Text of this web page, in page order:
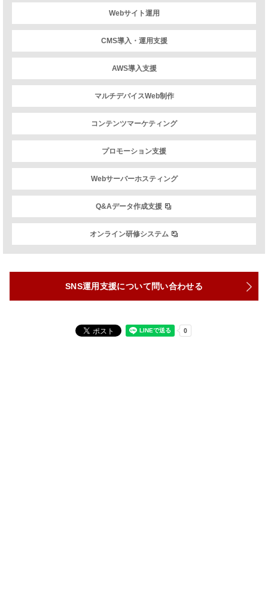
Webサイト運用
CMS導入・運用支援
AWS導入支援
マルチデバイスWeb制作
コンテンツマーケティング
プロモーション支援
Webサーバーホスティング
Q&Aデータ作成支援
オンライン研修システム
SNS運用支援について問い合わせる